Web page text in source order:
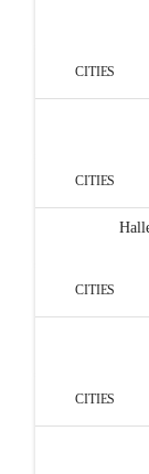
CITIES
CITIES
CITIES
CITIES